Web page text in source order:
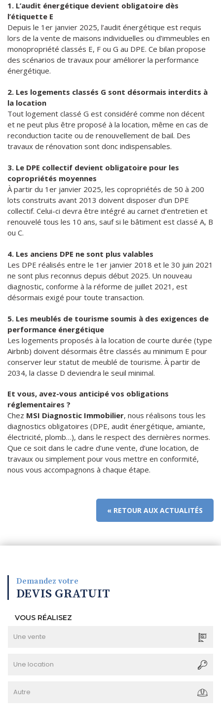
1. L’audit énergétique devient obligatoire dès
l’étiquette E
Depuis le 1er janvier 2025, l’audit énergétique est requis
lors de la vente de maisons individuelles ou d’immeubles en
monopropriété classés E, F ou G au DPE. Ce bilan propose
des scénarios de travaux pour améliorer la performance
énergétique.
2. Les logements classés G sont désormais interdits à
la location
Tout logement classé G est considéré comme non décent
et ne peut plus être proposé à la location, même en cas de
reconduction tacite ou de renouvellement de bail. Des
travaux de rénovation sont donc indispensables.
3. Le DPE collectif devient obligatoire pour les
copropriétés moyennes
À partir du 1er janvier 2025, les copropriétés de 50 à 200
lots construits avant 2013 doivent disposer d’un DPE
collectif. Celui-ci devra être intégré au carnet d’entretien et
renouvelé tous les 10 ans, sauf si le bâtiment est classé A, B
ou C.
4. Les anciens DPE ne sont plus valables
Les DPE réalisés entre le 1er janvier 2018 et le 30 juin 2021
ne sont plus reconnus depuis début 2025. Un nouveau
diagnostic, conforme à la réforme de juillet 2021, est
désormais exigé pour toute transaction.
5. Les meublés de tourisme soumis à des exigences de
performance énergétique
Les logements proposés à la location de courte durée (type
Airbnb) doivent désormais être classés au minimum E pour
conserver leur statut de meublé de tourisme. À partir de
2034, la classe D deviendra le seuil minimal.
Et vous, avez-vous anticipé vos obligations
réglementaires ?
Chez MSI Diagnostic Immobilier, nous réalisons tous les
diagnostics obligatoires (DPE, audit énergétique, amiante,
électricité, plomb…), dans le respect des dernières normes.
Que ce soit dans le cadre d’une vente, d’une location, de
travaux ou simplement pour vous mettre en conformité,
nous vous accompagnons à chaque étape.
« RETOUR AUX ACTUALITÉS
Demandez votre
DEVIS GRATUIT
VOUS RÉALISEZ
Une vente
Une location
Autre